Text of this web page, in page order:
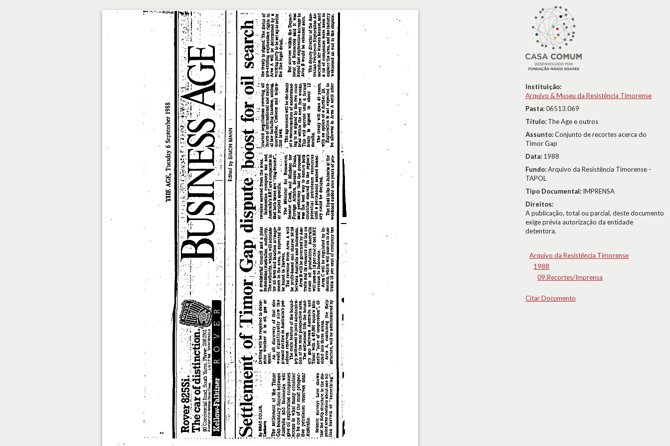
Instituição:
Arquivo & Museu da Resistência Timorense
Pasta:06513.069
Título: The Age e outros
Assunto:Conjunto de recortes acerca do
Timor Gap
Data: 1988
Fundo:Arquivo da Resistência Timorense -
TAPOL
Tipo Documental: IMPRENSA
Direitos:
A publicação, total ou parcial, deste documento
exige prévia autorização da entidade
detentora.
Arquivo da Resistência Timorense
1988
09.Recortes/Imprensa
Citar Documento